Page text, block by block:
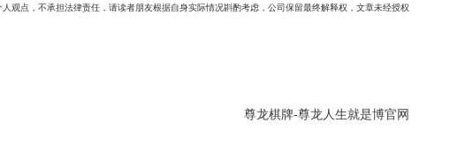
点，不承担法律责任，请读者朋友根据自身实际情况斟酌考虑，公司保留最终解释权，文章未经授权
尊龙棋牌-尊龙人生就是博官网